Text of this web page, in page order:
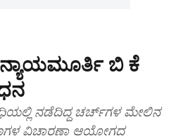
ನ್ಯಾಯಮೂರ್ತಿ ಬಿ ಕೆ
ನಡೆದಿದ್ದ ಚರ್ಚ್‌ಗಳ ಮೇಲಿನ
ವಿಚಾರಣಾ ಆಯೋಗದ